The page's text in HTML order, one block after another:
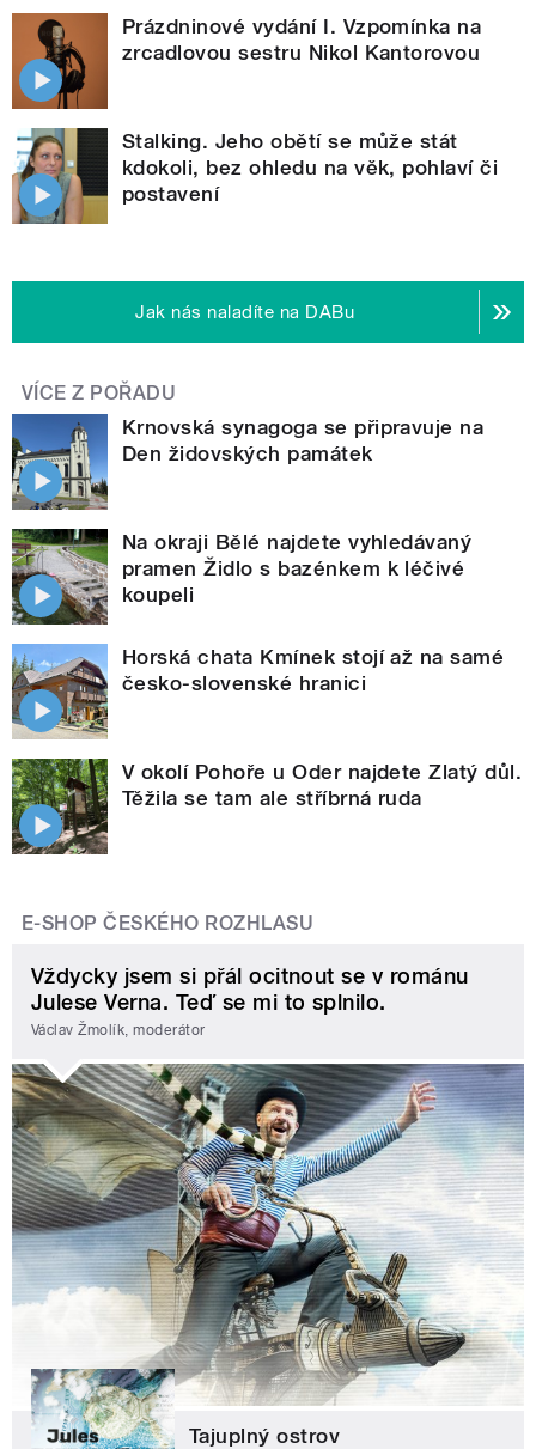
Prázdninové vydání I. Vzpomínka na
zrcadlovou sestru Nikol Kantorovou
Stalking. Jeho obětí se může stát
kdokoli, bez ohledu na věk, pohlaví či
postavení
Jak nás naladíte na DABu
VÍCE Z POŘADU
Krnovská synagoga se připravuje na
Den židovských památek
Na okraji Bělé najdete vyhledávaný
pramen Židlo s bazénkem k léčivé
koupeli
Horská chata Kmínek stojí až na samé
česko-slovenské hranici
V okolí Pohoře u Oder najdete Zlatý důl.
Těžila se tam ale stříbrná ruda
E-SHOP ČESKÉHO ROZHLASU
Vždycky jsem si přál ocitnout se v románu
Julese Verna. Teď se mi to splnilo.
Václav Žmolík, moderátor
Tajuplný ostrov